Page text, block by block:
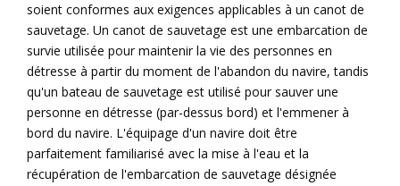
soient conformes aux exigences applicables à un canot de
sauvetage. Un canot de sauvetage est une embarcation de
survie utilisée pour maintenir la vie des personnes en
détresse à partir du moment de l'abandon du navire, tandis
qu'un bateau de sauvetage est utilisé pour sauver une
personne en détresse (par-dessus bord) et l'emmener à
bord du navire. L'équipage d'un navire doit être
parfaitement familiarisé avec la mise à l'eau et la
récupération de l'embarcation de sauvetage désignée